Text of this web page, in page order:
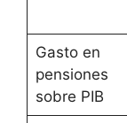
Gasto en
pensiones
sobre PIB